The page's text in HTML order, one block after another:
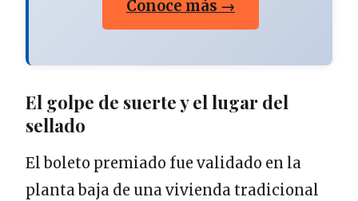
Conoce más →
El golpe de suerte y el lugar del
sellado
El boleto premiado fue validado en la
planta baja de una vivienda tradicional